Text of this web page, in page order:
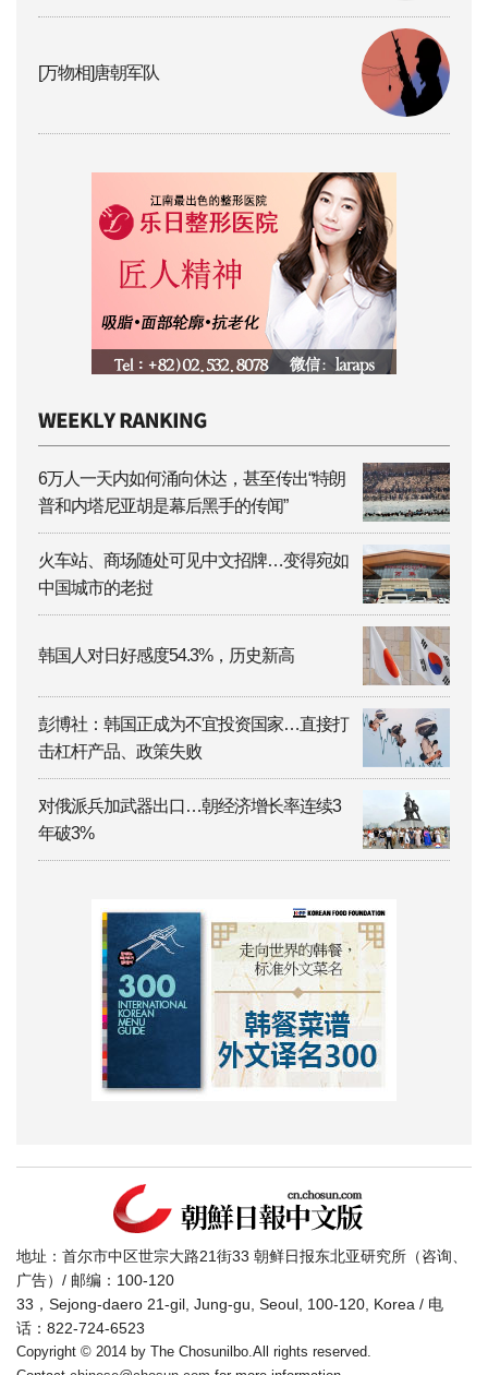
[万物相]唐朝军队
6万人一天内如何涌向休达，甚至传出“特朗
普和内塔尼亚胡是幕后黑手的传闻”
火车站、商场随处可见中文招牌…变得宛如
中国城市的老挝
韩国人对日好感度54.3%，历史新高
彭博社：韩国正成为不宜投资国家…直接打
击杠杆产品、政策失败
对俄派兵加武器出口…朝经济增长率连续3
年破3%
地址：首尔市中区世宗大路21街33 朝鲜日报东北亚研究所（咨询、
广告）/ 邮编：100-120
33，Sejong-daero 21-gil, Jung-gu, Seoul, 100-120, Korea / 电
话：822-724-6523
Copyright © 2014 by The Chosunilbo.All rights reserved.